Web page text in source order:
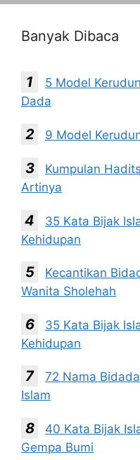
Banyak Dibaca
5 Model
Dada
9 Model
Kumpulan
Artinya
35 Kata Bijak
Kehidupan
Kecantikan
Wanita Sholehah
35 Kata Bijak
Kehidupan
72 Nama
Islam
40 Kata Bijak
Gempa Bumi